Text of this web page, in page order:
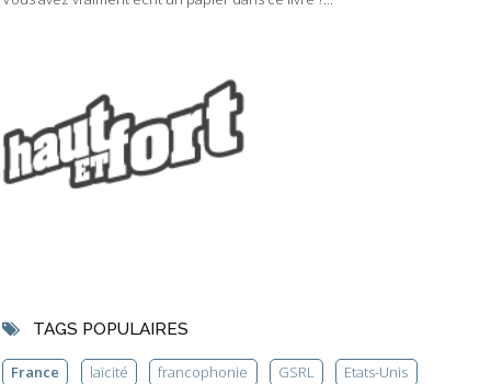
TAGS POPULAIRES
France laïcité francophonie GSRL
Etats-Unis